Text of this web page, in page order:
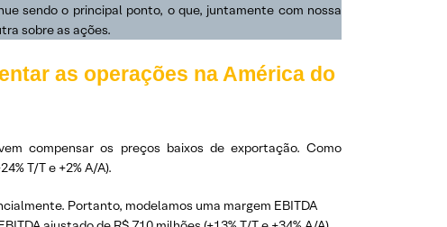
sendo o principal ponto, o que, juntamente com nossa
sobre as ações.
as operações na América do
compensar os preços baixos de exportação. Como
T/T e +2% A/A).
Portanto, modelamos uma margem EBITDA